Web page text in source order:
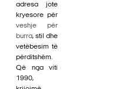
adresa jote
kryesore për
veshje për
burra, stil dhe
vetëbesim të
përditshëm.
Që nga viti
1990,